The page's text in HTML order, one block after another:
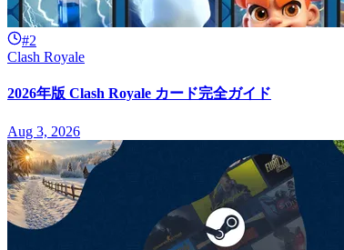
#2
Clash Royale
2026年版 Clash Royale カード完全ガイド
Aug 3, 2026